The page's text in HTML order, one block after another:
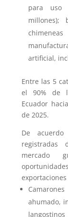
para uso
millones);
artificial,
Entre las 5
el 90% de
Ecuador
de 2025.
De
registradas
mercado
ahumado,